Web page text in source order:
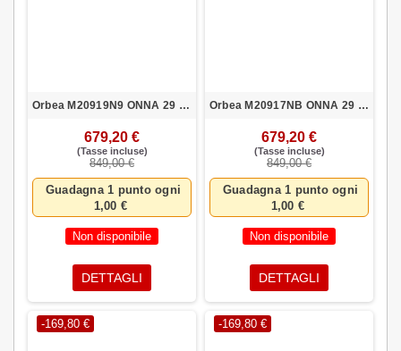
Orbea M20919N9 ONNA 29 30 L NEG-PLA
679,20 €
(Tasse incluse)
849,00 €
Guadagna 1 punto ogni
1,00 €
Non disponibile
DETTAGLI
Orbea M20917NB ONNA 29 30 M AZV-BLA
679,20 €
(Tasse incluse)
849,00 €
Guadagna 1 punto ogni
1,00 €
Non disponibile
DETTAGLI
-169,80 € -169,80 €